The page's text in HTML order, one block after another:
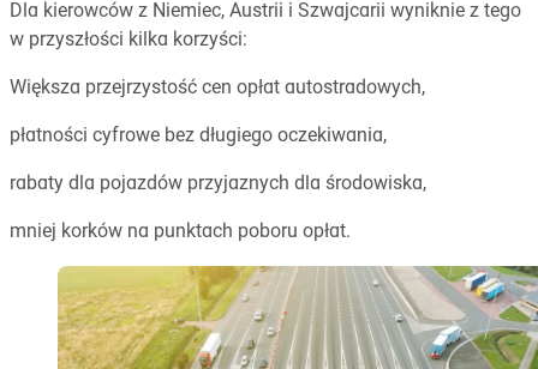
Dla kierowców z Niemiec, Austrii i Szwajcarii wyniknie z tego
w przyszłości kilka korzyści:
Większa przejrzystość cen opłat autostradowych,
płatności cyfrowe bez długiego oczekiwania,
rabaty dla pojazdów przyjaznych dla środowiska,
mniej korków na punktach poboru opłat.